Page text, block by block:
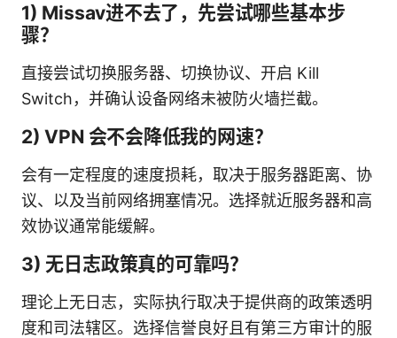
1) Missav进不去了，先尝试哪些基本步
骤？
直接尝试切换服务器、切换协议、开启 Kill
Switch，并确认设备网络未被防火墙拦截。
2) VPN 会不会降低我的网速？
会有一定程度的速度损耗，取决于服务器距离、协
议、以及当前网络拥塞情况。选择就近服务器和高
效协议通常能缓解。
3) 无日志政策真的可靠吗？
理论上无日志，实际执行取决于提供商的政策透明
度和司法辖区。选择信誉良好且有第三方审计的服